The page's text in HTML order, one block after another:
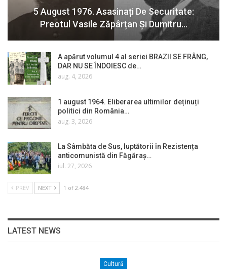
5 August 1976. Asasinați De Securitate:
Preotul Vasile Zăpârțan Și Dumitru…
A apărut volumul 4 al seriei BRAZII SE FRÂNG,
DAR NU SE ÎNDOIESC de…
aug. 4, 2026
1 august 1964. Eliberarea ultimilor deținuți
politici din România…
aug. 3, 2026
La Sâmbăta de Sus, luptătorii în Rezistența
anticomunistă din Făgăraș…
iul. 27, 2026
PREV NEXT 1 of 2.484
LATEST NEWS
Cultură